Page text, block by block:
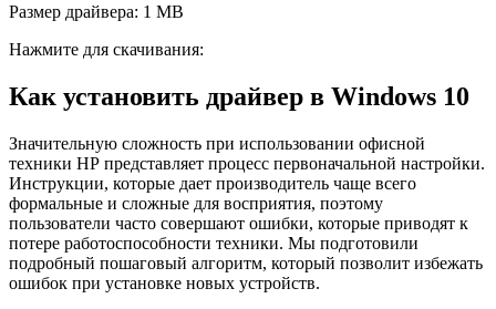
Размер драйвера: 1 MB
Нажмите для скачивания:
Как установить драйвер в Windows 10
Значительную сложность при использовании офисной
техники НР представляет процесс первоначальной настройки.
Инструкции, которые дает производитель чаще всего
формальные и сложные для восприятия, поэтому
пользователи часто совершают ошибки, которые приводят к
потере работоспособности техники. Мы подготовили
подробный пошаговый алгоритм, который позволит избежать
ошибок при установке новых устройств.